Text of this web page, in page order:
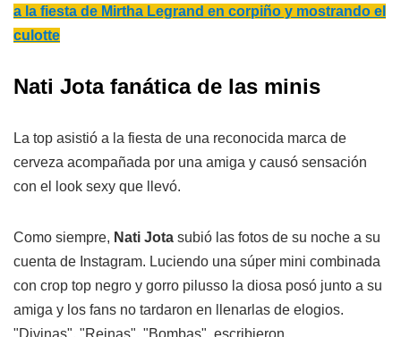
a la fiesta de Mirtha Legrand en corpiño y mostrando el
culotte
Nati Jota fanática de las minis
La top asistió a la fiesta de una reconocida marca de
cerveza acompañada por una amiga y causó sensación
con el look sexy que llevó.
Como siempre, Nati Jota subió las fotos de su noche a su
cuenta de Instagram. Luciendo una súper mini combinada
con crop top negro y gorro pilusso la diosa posó junto a su
amiga y los fans no tardaron en llenarlas de elogios.
"Divinas", "Reinas", "Bombas", escribieron.